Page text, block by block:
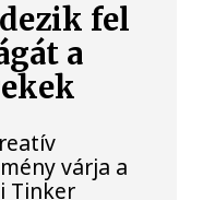
fel
a
várja a
Tinker